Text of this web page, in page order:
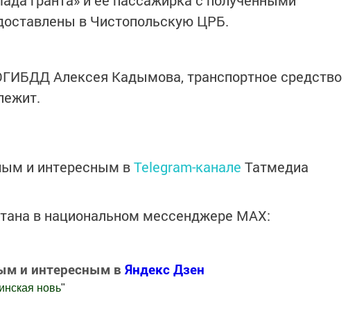
в Чистопольскую ЦРБ.
Алексея Кадымова, транспортное средство
и интересным вTelegram-канале Татмедиа
в национальном мессенджере MАХ:
и интересным в Яндекс Дзен
новь"